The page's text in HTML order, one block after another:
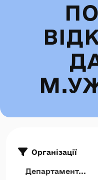
Організації
Департамент...